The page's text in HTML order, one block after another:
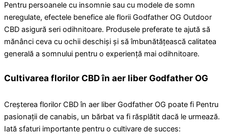
Pentru persoanele cu insomnie sau cu modele de somn
neregulate, efectele benefice ale florii Godfather OG Outdoor
CBD asigură seri odihnitoare. Produsele preferate te ajută să
mănânci ceva cu ochii deschiși și să îmbunătățească calitatea
generală a somnului pentru o experiență mai odihnitoare.
Cultivarea florilor CBD în aer liber Godfather OG
Creșterea florilor CBD în aer liber Godfather OG poate fi Pentru
pasionații de canabis, un bărbat va fi răsplătit dacă le urmează.
Iată sfaturi importante pentru o cultivare de succes: